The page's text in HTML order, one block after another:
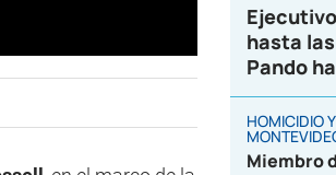
hasta
Pando
HOMICIDIO
Miembro